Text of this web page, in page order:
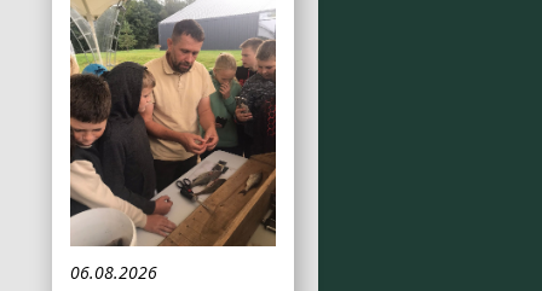
06.08.2026